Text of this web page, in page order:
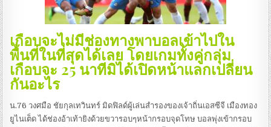
เกือบจะไม่มีช่องทางพาบอลเข้าไปใน
พื้นที่ในที่สุดได้เลย โดยเกมทั้งคู่กลุ่ม
เกือบจะ 25 นาทีมิได้เปิดหน้าแลกเปลี่ยน
กันอะไร
น.76 วงศมือ ชัยกุลเทวินทร์ มิดฟิลด์ผู้เล่นสำรองของเจ้าถิ่นเอสซีจี เมืองทอง
ยูไนเต็ด ได้ช่องอ้าเท้ายิงด้วยขวารอบๆหน้ากรอบจุดโทษ บอลพุ่งเข้ากรอบ